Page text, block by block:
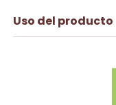
Uso del producto